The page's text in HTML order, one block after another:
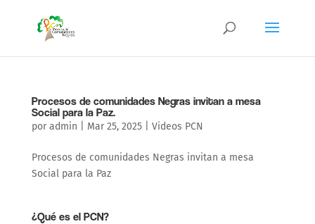
Procesos de comunidades Negras invitan a mesa
Social para la Paz.
poradmin Mar 25, 2025| Videos PCN
Procesos de comunidades Negras invitan a mesa
Social para la Paz
¿Qué es el PCN?